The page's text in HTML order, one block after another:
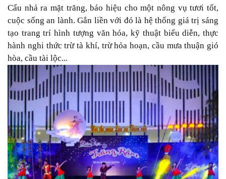
Cẩu nhả ra mặt trăng, báo hiệu cho một nông vụ tươi tốt,
cuộc sống an lành. Gắn liền với đó là hệ thống giá trị sáng
tạo trang trí hình tượng văn hóa, kỹ thuật biểu diễn, thực
hành nghi thức trừ tà khí, trừ hỏa hoạn, cầu mưa thuận gió
hòa, cầu tài lộc...